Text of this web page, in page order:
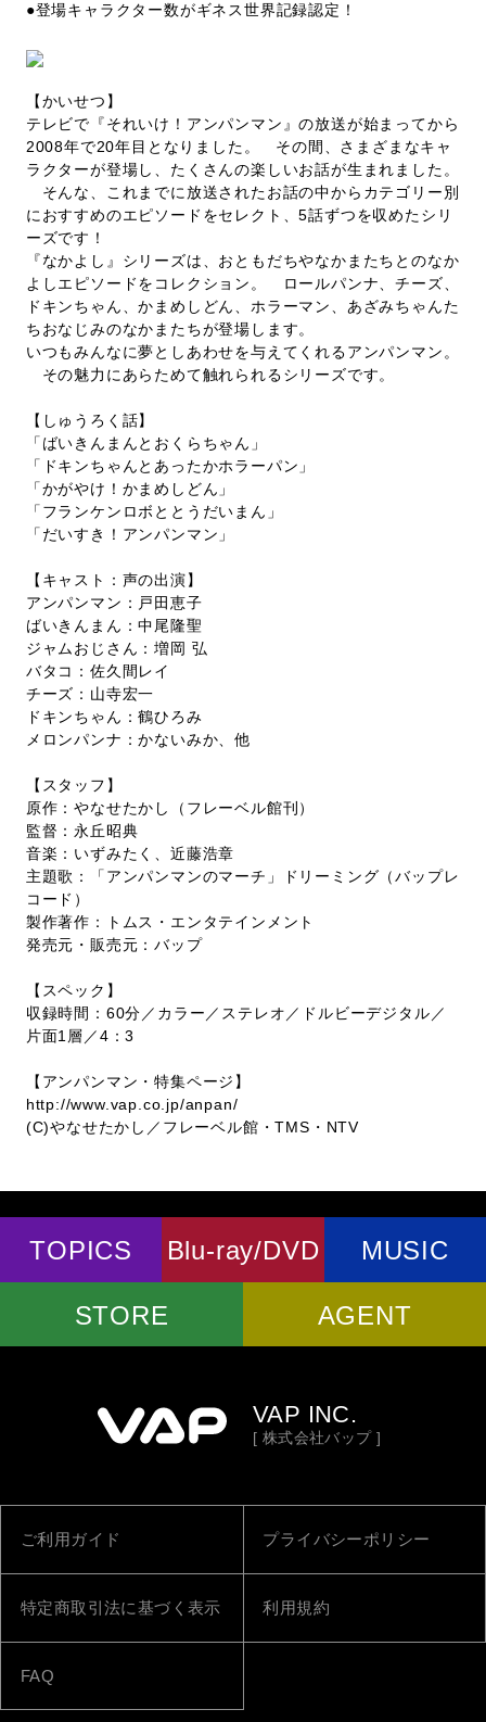
●登場キャラクター数がギネス世界記録認定！
【かいせつ】
テレビで『それいけ！アンパンマン』の放送が始まってから
2008年で20年目となりました。 その間、さまざまなキャ
ラクターが登場し、たくさんの楽しいお話が生まれました。
そんな、これまでに放送されたお話の中からカテゴリー別
におすすめのエピソードをセレクト、5話ずつを収めたシリ
ーズです！
『なかよし』シリーズは、おともだちやなかまたちとのなか
よしエピソードをコレクション。 ロールパンナ、チーズ、
ドキンちゃん、かまめしどん、ホラーマン、あざみちゃんた
ちおなじみのなかまたちが登場します。
いつもみんなに夢としあわせを与えてくれるアンパンマン。
その魅力にあらためて触れられるシリーズです。
【しゅうろく話】
「ばいきんまんとおくらちゃん」
「ドキンちゃんとあったかホラーパン」
「かがやけ！かまめしどん」
「フランケンロボととうだいまん」
「だいすき！アンパンマン」
【キャスト：声の出演】
アンパンマン：戸田恵子
ばいきんまん：中尾隆聖
ジャムおじさん：増岡 弘
バタコ：佐久間レイ
チーズ：山寺宏一
ドキンちゃん：鶴ひろみ
メロンパンナ：かないみか、他
【スタッフ】
原作：やなせたかし（フレーベル館刊）
監督：永丘昭典
音楽：いずみたく、近藤浩章
主題歌：「アンパンマンのマーチ」ドリーミング（バップレ
コード）
製作著作：トムス・エンタテインメント
発売元・販売元：バップ
【スペック】
収録時間：60分／カラー／ステレオ／ドルビーデジタル／
片面1層／4：3
【アンパンマン・特集ページ】
http://www.vap.co.jp/anpan/
(C)やなせたかし／フレーベル館・TMS・NTV
TOPICS Blu-ray/DVD MUSIC
STORE AGENT
VAP INC.
[ 株式会社バップ ]
ご利用ガイド プライバシーポリシー
特定商取引法に基づく表示 利用規約
FAQ